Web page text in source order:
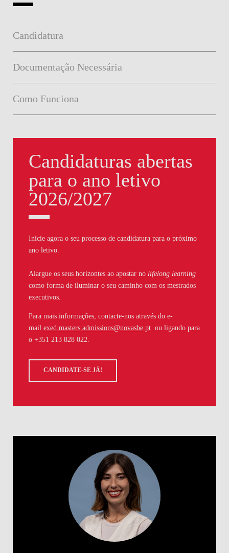
Candidatura
Documentação Necessária
Como Funciona
Candidaturas abertas
para o ano letivo
2026/2027
Inicie agora o seu processo de candidatura para o próximo
ano letivo.
Alargue os seus horizontes ao apostar nolifelong learning
como forma de iluminar o seu caminho com os mestrados
executivos.
Para mais informações, contacte-nos através do e-
mailexed.masters.admissions@novasbe.pt ou ligando para
o +351 213 828 022.
CANDIDATE-SE JÁ!